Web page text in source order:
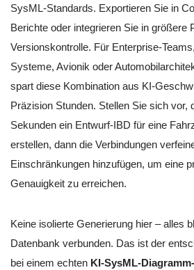
SysML-Standards. Exportieren Sie in
Berichte oder integrieren Sie in größere
Versionskontrolle. Für Enterprise-
Systeme, Avionik oder
spart diese Kombination aus KI-
Präzision Stunden. Stellen Sie sich vor,
Sekunden ein Entwurf-IBD für eine
erstellen, dann die Verbindungen
Einschränkungen hinzufügen, um eine
Genauigkeit zu erreichen.
Keine isolierte Generierung hier – alles
Datenbank verbunden. Das ist der
bei einem echten KI-SysML-